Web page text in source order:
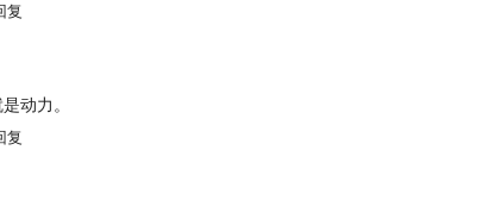
复
动力。
复